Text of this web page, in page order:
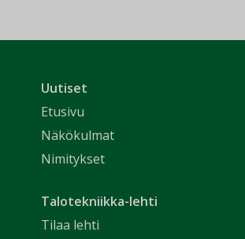
Uutiset
Etusivu
Näkökulmat
Nimitykset
Talotekniikka-lehti
Tilaa lehti